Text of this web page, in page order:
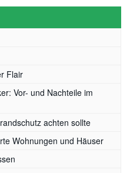
Flair
Vor- und Nachteile im
achten sollte
Wohnungen und Häuser